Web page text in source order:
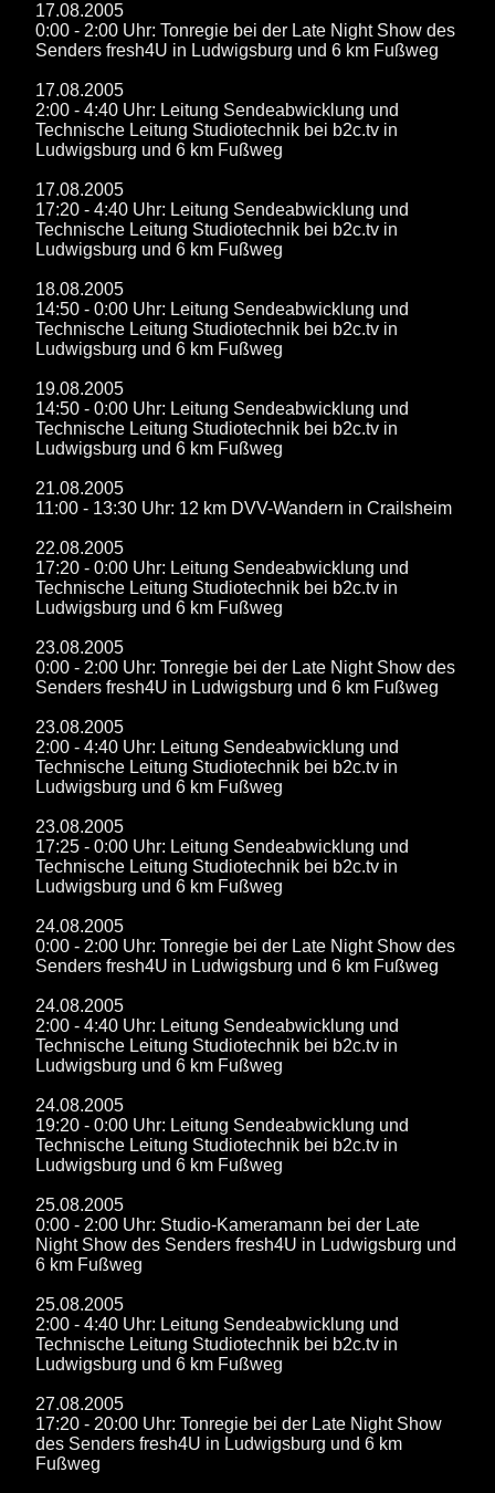
17.08.2005
0:00 - 2:00 Uhr: Tonregie bei der Late Night Show des
Senders fresh4U in Ludwigsburg und 6 km Fußweg
17.08.2005
2:00 - 4:40 Uhr: Leitung Sendeabwicklung und
Technische Leitung Studiotechnik bei b2c.tv in
Ludwigsburg und 6 km Fußweg
17.08.2005
17:20 - 4:40 Uhr: Leitung Sendeabwicklung und
Technische Leitung Studiotechnik bei b2c.tv in
Ludwigsburg und 6 km Fußweg
18.08.2005
14:50 - 0:00 Uhr: Leitung Sendeabwicklung und
Technische Leitung Studiotechnik bei b2c.tv in
Ludwigsburg und 6 km Fußweg
19.08.2005
14:50 - 0:00 Uhr: Leitung Sendeabwicklung und
Technische Leitung Studiotechnik bei b2c.tv in
Ludwigsburg und 6 km Fußweg
21.08.2005
11:00 - 13:30 Uhr: 12 km DVV-Wandern in Crailsheim
22.08.2005
17:20 - 0:00 Uhr: Leitung Sendeabwicklung und
Technische Leitung Studiotechnik bei b2c.tv in
Ludwigsburg und 6 km Fußweg
23.08.2005
0:00 - 2:00 Uhr: Tonregie bei der Late Night Show des
Senders fresh4U in Ludwigsburg und 6 km Fußweg
23.08.2005
2:00 - 4:40 Uhr: Leitung Sendeabwicklung und
Technische Leitung Studiotechnik bei b2c.tv in
Ludwigsburg und 6 km Fußweg
23.08.2005
17:25 - 0:00 Uhr: Leitung Sendeabwicklung und
Technische Leitung Studiotechnik bei b2c.tv in
Ludwigsburg und 6 km Fußweg
24.08.2005
0:00 - 2:00 Uhr: Tonregie bei der Late Night Show des
Senders fresh4U in Ludwigsburg und 6 km Fußweg
24.08.2005
2:00 - 4:40 Uhr: Leitung Sendeabwicklung und
Technische Leitung Studiotechnik bei b2c.tv in
Ludwigsburg und 6 km Fußweg
24.08.2005
19:20 - 0:00 Uhr: Leitung Sendeabwicklung und
Technische Leitung Studiotechnik bei b2c.tv in
Ludwigsburg und 6 km Fußweg
25.08.2005
0:00 - 2:00 Uhr: Studio-Kameramann bei der Late
Night Show des Senders fresh4U in Ludwigsburg und
6 km Fußweg
25.08.2005
2:00 - 4:40 Uhr: Leitung Sendeabwicklung und
Technische Leitung Studiotechnik bei b2c.tv in
Ludwigsburg und 6 km Fußweg
27.08.2005
17:20 - 20:00 Uhr: Tonregie bei der Late Night Show
des Senders fresh4U in Ludwigsburg und 6 km
Fußweg